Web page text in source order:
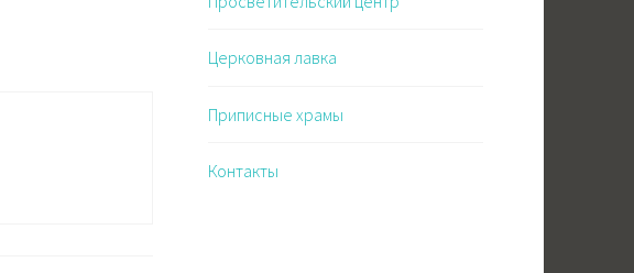
Церковная лавка
Приписные храмы
Контакты